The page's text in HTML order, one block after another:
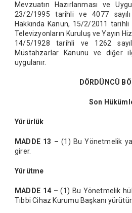
Mevzuatın Hazırlanması ve
23/2/1995 tarihli ve 4077 sayılı
Hakkında Kanun, 15/2/2011 tarihli
Televizyonların Kuruluş ve Yayın
14/5/1928 tarihli ve 1262
Müstahzarlar Kanunu ve diğer
uygulanır.
DÖRDÜNCÜ
Son
Yürürlük
MADDE 13 – (1) Bu Yönetmelik
girer.
Yürütme
MADDE 14 –(1) Bu Yönetmelik
Tıbbi Cihaz Kurumu Başkanı yürütür.